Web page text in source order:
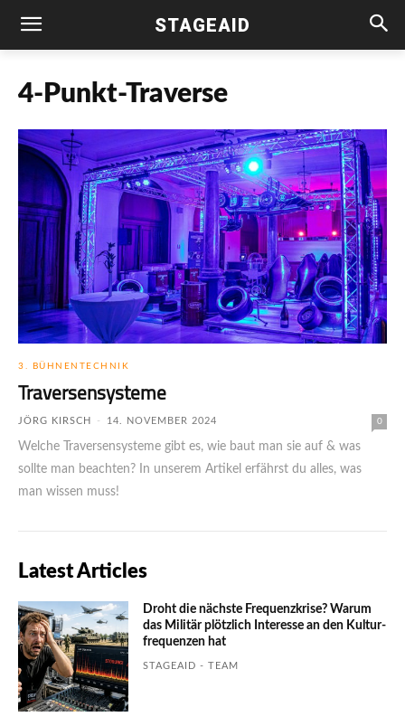
STAGEAID
4-Punkt-Traverse
3. BÜHNENTECHNIK
Traversensysteme
JÖRG KIRSCH - 14. NOVEMBER 2024 0
Welche Traversensysteme gibt es, wie baut man sie auf & was
sollte man beachten? In unserem Artikel erfährst du alles, was
man wissen muss!
Latest Articles
Droht die nächste Frequenzkrise? Warum
das Mili­tär plötzlich Inte­resse an den Kultur­
fre­quen­zen hat
STAGEAID - TEAM